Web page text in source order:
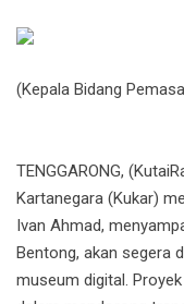
(Kepala Bidang
TENGGARONG,
Kartanegara (Kukar)
Ivan Ahmad,
Bentong, akan segera
museum digital.